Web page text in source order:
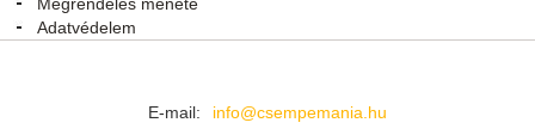
Adatvédelem
E-mail: info@csempemania.hu